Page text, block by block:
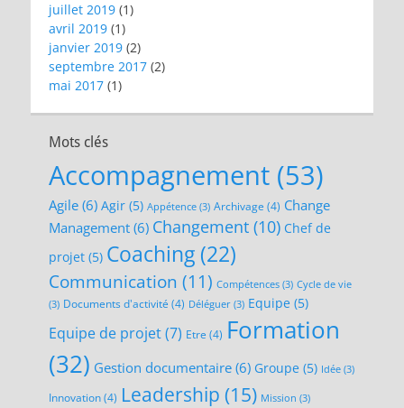
juillet 2019 (1)
avril 2019 (1)
janvier 2019 (2)
septembre 2017 (2)
mai 2017 (1)
Mots clés
Accompagnement (53)
Agile (6) Agir (5) Appétence (3) Archivage (4) Change
Management (6) Changement (10) Chef de
projet (5) Coaching (22)
Communication (11) Compétences (3) Cycle de vie
(3) Documents d'activité (4) Déléguer (3) Equipe (5)
Equipe de projet(7) Etre (4) Formation
(32) Gestion documentaire (6) Groupe (5) Idée (3)
Innovation(4) Leadership (15) Mission (3)